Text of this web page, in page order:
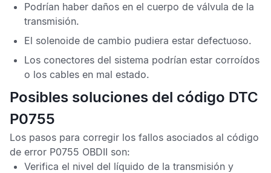
Podrían haber daños en el cuerpo de válvula de la
transmisión.
El solenoide de cambio pudiera estar defectuoso.
Los conectores del sistema podrían estar corroídos
o los cables en mal estado.
Posibles soluciones del código DTC
P0755
Los pasos para corregir los fallos asociados al código
de error P0755 OBDII son:
Verifica el nivel del líquido de la transmisión y